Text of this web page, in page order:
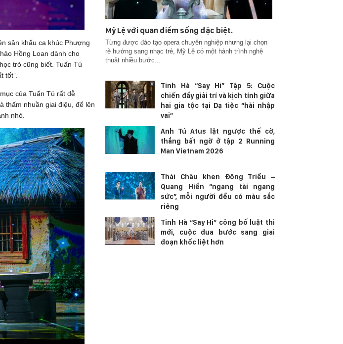
sân khấu ca khúc Phượng
Hồng Loan dành cho
trò cũng biết. Tuấn Tú
tốt”.
của Tuấn Tú rất dễ
thấm nhuần giai điệu, để lên
nhỏ.
Mỹ Lệ với quan điểm sống đặc biệt.
Từng được đào tạo opera chuyên nghiệp nhưng lại chọn
rẽ hướng sang nhạc trẻ, Mỹ Lệ có một hành trình nghệ
thuật nhiều bước...
Tinh Hà “Say Hi” Tập 5: Cuộc
chiến đầy giải trí và kịch tính giữa
hai gia tộc tại Dạ tiệc “hài nhập
vai”
Anh Tú Atus lật ngược thế cờ,
thắng bất ngờ ở tập 2 Running
Man Vietnam 2026
Thái Châu khen Đông Triều –
Quang Hiền “ngang tài ngang
sức”, mỗi người đều có màu sắc
riêng
Tinh Hà “Say Hi” công bố luật thi
mới, cuộc đua bước sang giai
đoạn khốc liệt hơn